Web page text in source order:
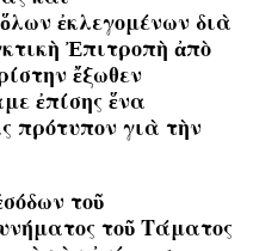
ἐκλεγομένων διὰ
Ἐπιτροπὴ ἀπὸ
ἔξωθεν
ἐπίσης ἕνα
πρότυπον γιὰ τὴν
τοῦ
τοῦ Τάματος